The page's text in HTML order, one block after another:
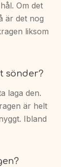
Om det
är det nog
liksom
sönder?
laga den.
är helt
Ibland